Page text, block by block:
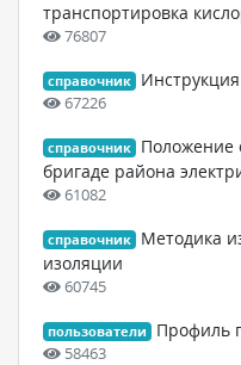
транспортировка
76807
справочник
67226
справочник
Положение
бригаде района
61082
справочник
Методика
изоляции
60745
пользователи Профиль
58463